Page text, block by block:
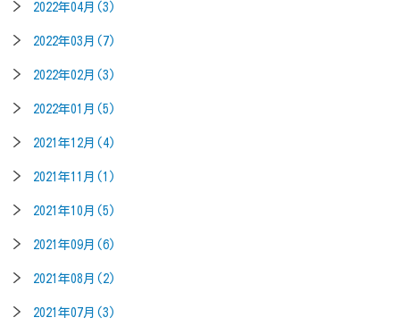
2022年04月(3)
2022年03月(7)
2022年02月(3)
2022年01月(5)
2021年12月(4)
2021年11月(1)
2021年10月(5)
2021年09月(6)
2021年08月(2)
2021年07月(3)